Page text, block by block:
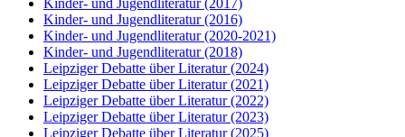
Kinder- und Jugendliteratur(2016)
Kinder- und Jugendliteratur(2020-2021)
Kinder- und Jugendliteratur(2018)
Leipziger Debatte über Literatur(2024)
Leipziger Debatte über Literatur(2021)
Leipziger Debatte über Literatur(2022)
Leipziger Debatte über Literatur(2023)
Leipziger Debatte über Literatur(2025)